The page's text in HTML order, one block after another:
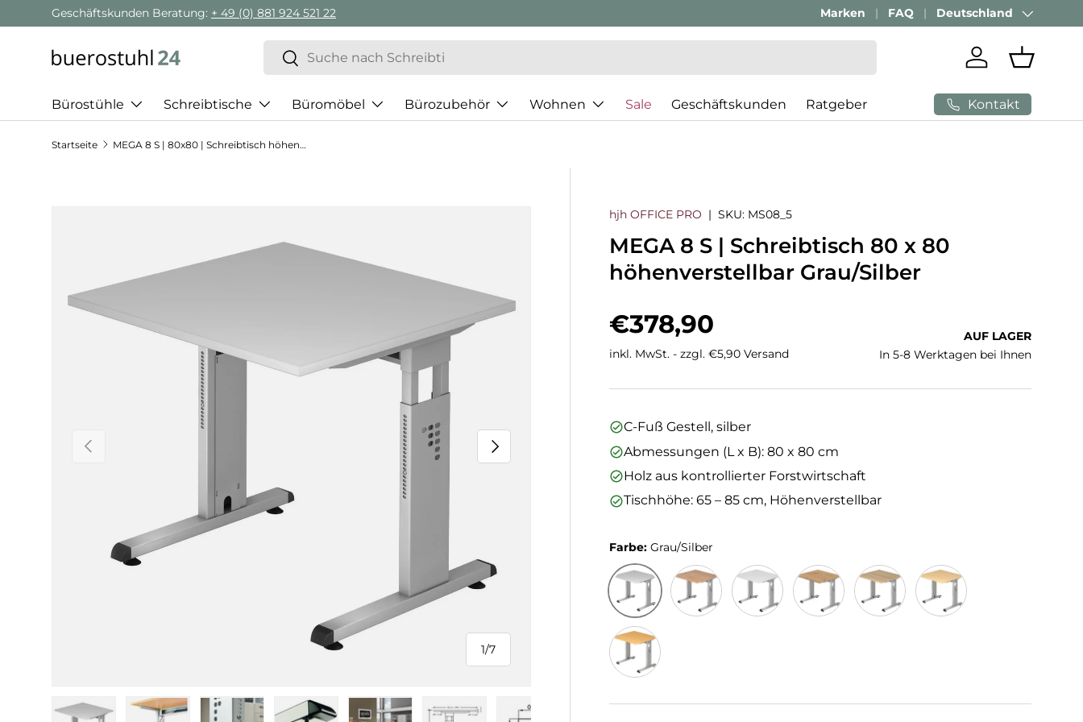
Direkt zum Inhalt
Geschäftskunden Beratung: + 49 (0) 881 924 521 22 Passenden Bürostuhl finden mitAI-Beratung
Marken FAQ Land/Region
Deutschland
Suchen
Suchen
Einloggen
Bürostühle Schreibtische Büromöbel Bürozubehör Wohnen Sale Geschäftskunden Ratgeber Kontakt
Startseite MEGA 8 S | 80x80 | Schreibtisch höhenverstellbar
Vorherige
1/
von
7
Nächste
hjh OFFICE PRO |SKU: MS08_5
MEGA 8 S | Schreibtisch 80 x 80
höhenverstellbar Grau/Silber
Normaler Preis
€378,90
inkl. MwSt. - zzgl. €5,90 Versand
AUF LAGER
In 5-8 Werktagen bei Ihnen
C-Fuß Gestell, silber
Abmessungen (L x B): 80 x 80 cm
Holz aus kontrollierter Forstwirtschaft
Tischhöhe: 65 – 85 cm, Höhenverstellbar
Farbe:Grau/Silber
Grau/Silber